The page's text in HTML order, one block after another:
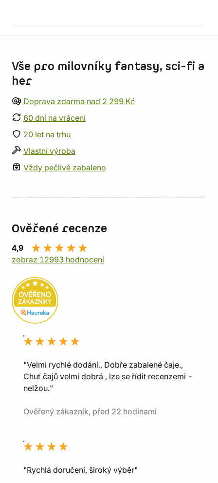
Vše pro milovníky fantasy, sci-fi a
her
Doprava zdarma nad 2 299 Kč
60 dní na vrácení
20 let na trhu
Vlastní výroba
Vždy pečlivě zabaleno
Ověřené recenze
4,9
zobraz 12993 hodnocení
"Velmi rychlé dodání., Dobře zabalené čaje.,
Chuť čajů velmi dobrá , lze se řídit recenzemi -
nelžou."
Ověřený zákazník, před 22 hodinami
"Rychlá doručení, široký výběr"